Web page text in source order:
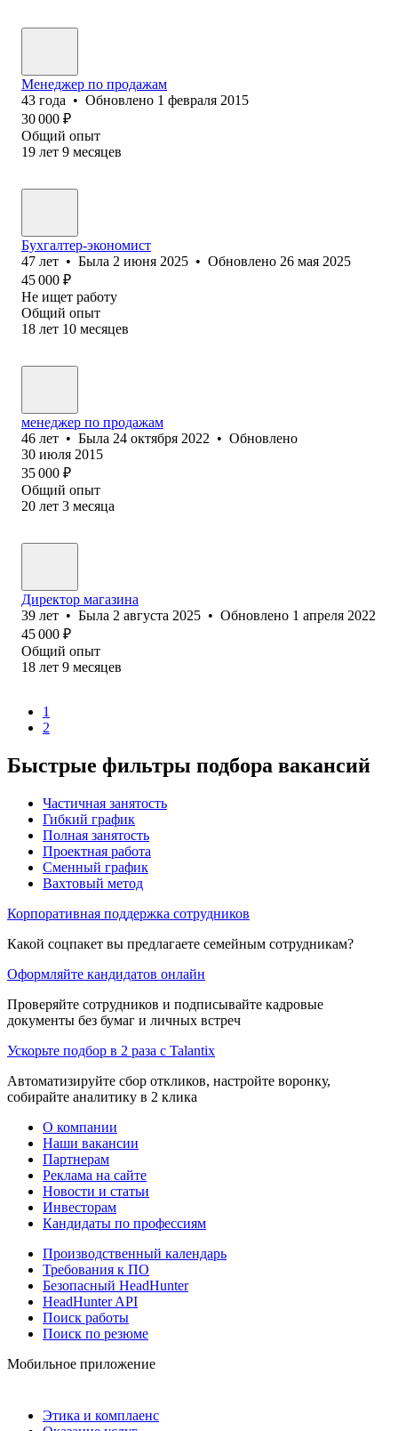
Менеджер по продажам
43 года • Обновлено 1 февраля 2015
30 000 ₽
Общий опыт
19 лет 9 месяцев
Бухгалтер-экономист
47 лет • Была 2 июня 2025 • Обновлено 26 мая 2025
45 000 ₽
Не ищет работу
Общий опыт
18 лет 10 месяцев
менеджер по продажам
46 лет • Была 24 октября 2022 • Обновлено
30 июля 2015
35 000 ₽
Общий опыт
20 лет 3 месяца
Директор магазина
39 лет • Была 2 августа 2025 • Обновлено 1 апреля 2022
45 000 ₽
Общий опыт
18 лет 9 месяцев
1
2
Быстрые фильтры подбора вакансий
Частичная занятость
Гибкий график
Полная занятость
Проектная работа
Сменный график
Вахтовый метод
Корпоративная поддержка сотрудников
Какой соцпакет вы предлагаете семейным сотрудникам?
Оформляйте кандидатов онлайн
Проверяйте сотрудников и подписывайте кадровые
документы без бумаг и личных встреч
Ускорьте подбор в 2 раза с Talantix
Автоматизируйте сбор откликов, настройте воронку,
собирайте аналитику в 2 клика
О компании
Наши вакансии
Партнерам
Реклама на сайте
Новости и статьи
Инвесторам
Кандидаты по профессиям
Производственный календарь
Требования к ПО
Безопасный HeadHunter
HeadHunter API
Поиск работы
Поиск по резюме
Мобильное приложение
Этика и комплаенс